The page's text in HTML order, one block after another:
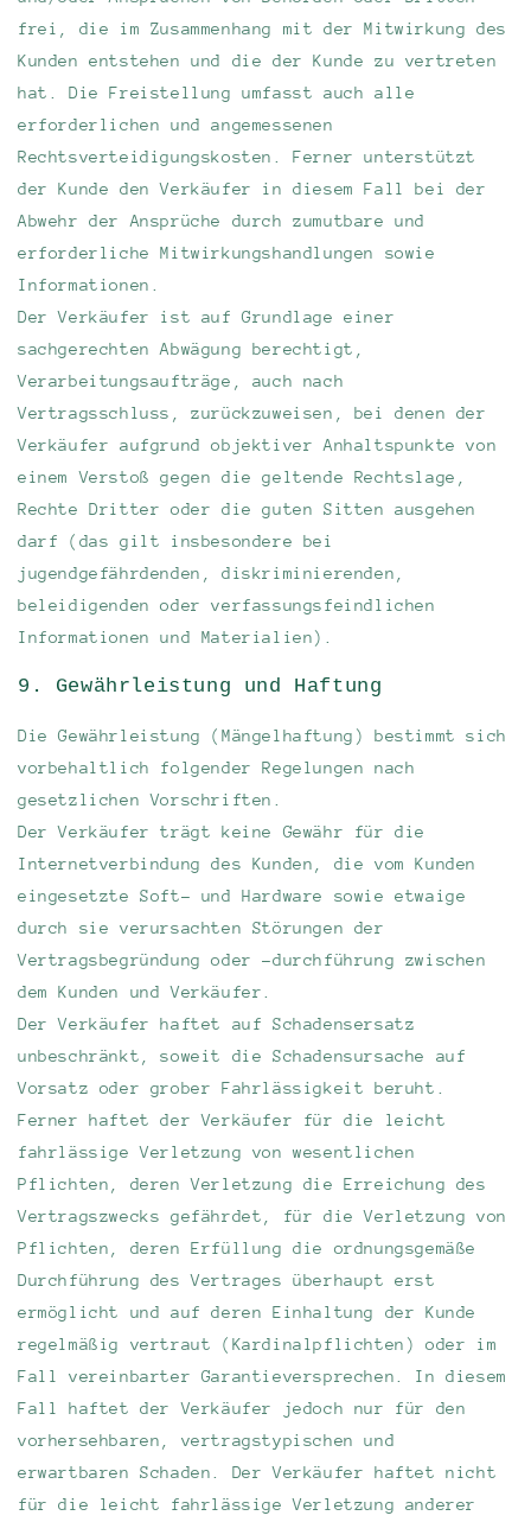
frei, die im Zusammenhang mit der Mitwirkung des
Kunden entstehen und die der Kunde zu vertreten
hat. Die Freistellung umfasst auch alle
erforderlichen und angemessenen
Rechtsverteidigungskosten. Ferner unterstützt
der Kunde den Verkäufer in diesem Fall bei der
Abwehr der Ansprüche durch zumutbare und
erforderliche Mitwirkungshandlungen sowie
Informationen.
Der Verkäufer ist auf Grundlage einer
sachgerechten Abwägung berechtigt,
Verarbeitungsaufträge, auch nach
Vertragsschluss, zurückzuweisen, bei denen der
Verkäufer aufgrund objektiver Anhaltspunkte von
einem Verstoß gegen die geltende Rechtslage,
Rechte Dritter oder die guten Sitten ausgehen
darf (das gilt insbesondere bei
jugendgefährdenden, diskriminierenden,
beleidigenden oder verfassungsfeindlichen
Informationen und Materialien).
9. Gewährleistung und Haftung
Die Gewährleistung (Mängelhaftung) bestimmt sich
vorbehaltlich folgender Regelungen nach
gesetzlichen Vorschriften.
Der Verkäufer trägt keine Gewähr für die
Internetverbindung des Kunden, die vom Kunden
eingesetzte Soft- und Hardware sowie etwaige
durch sie verursachten Störungen der
Vertragsbegründung oder -durchführung zwischen
dem Kunden und Verkäufer.
Der Verkäufer haftet auf Schadensersatz
unbeschränkt, soweit die Schadensursache auf
Vorsatz oder grober Fahrlässigkeit beruht.
Ferner haftet der Verkäufer für die leicht
fahrlässige Verletzung von wesentlichen
Pflichten, deren Verletzung die Erreichung des
Vertragszwecks gefährdet, für die Verletzung von
Pflichten, deren Erfüllung die ordnungsgemäße
Durchführung des Vertrages überhaupt erst
ermöglicht und auf deren Einhaltung der Kunde
regelmäßig vertraut (Kardinalpflichten) oder im
Fall vereinbarter Garantieversprechen. In diesem
Fall haftet der Verkäufer jedoch nur für den
vorhersehbaren, vertragstypischen und
erwartbaren Schaden. Der Verkäufer haftet nicht
für die leicht fahrlässige Verletzung anderer